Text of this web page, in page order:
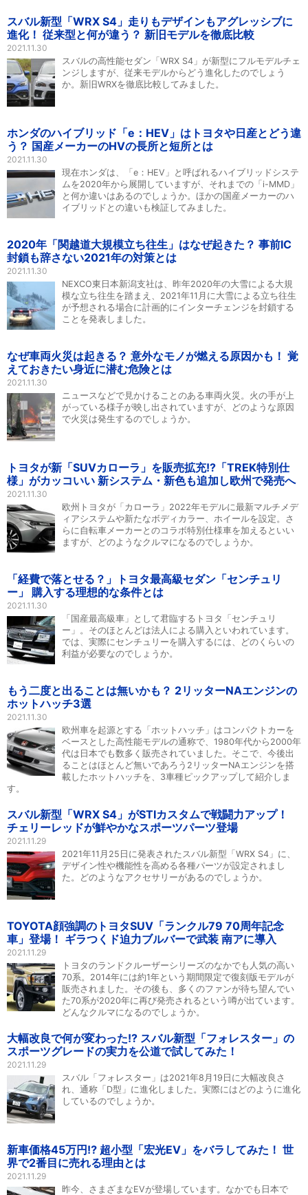
スバル新型「WRX S4」走りもデザインもアグレッシブに
進化！ 従来型と何が違う？ 新旧モデルを徹底比較
2021.11.30
スバルの高性能セダン「WRX S4」が新型にフルモデルチェ
ンジしますが、従来モデルからどう進化したのでしょう
か。新旧WRXを徹底比較してみました。
ホンダのハイブリッド「e：HEV」はトヨタや日産とどう違
う？ 国産メーカーのHVの長所と短所とは
2021.11.30
現在ホンダは、「e：HEV」と呼ばれるハイブリッドシステ
ムを2020年から展開していますが、それまでの「i-MMD」
と何か違いはあるのでしょうか。ほかの国産メーカーのハ
イブリッドとの違いも検証してみました。
2020年「関越道大規模立ち往生」はなぜ起きた？ 事前IC
封鎖も辞さない2021年の対策とは
2021.11.30
NEXCO東日本新潟支社は、昨年2020年の大雪による大規
模な立ち往生を踏まえ、2021年11月に大雪による立ち往生
が予想される場合に計画的にインターチェンジを封鎖する
ことを発表しました。
なぜ車両火災は起きる？ 意外なモノが燃える原因かも！ 覚
えておきたい身近に潜む危険とは
2021.11.30
ニュースなどで見かけることのある車両火災。火の手が上
がっている様子が映し出されていますが、どのような原因
で火災は発生するのでしょうか。
トヨタが新「SUVカローラ」を販売拡充!?「TREK特別仕
様」がカッコいい 新システム・新色も追加し欧州で発売へ
2021.11.30
欧州トヨタが「カローラ」2022年モデルに最新マルチメデ
ィアシステムや新たなボディカラー、ホイールを設定。さ
らに自転車メーカーとのコラボ特別仕様車を加えるといい
ますが、どのようなクルマになるのでしょうか。
「経費で落とせる？」トヨタ最高級セダン「センチュリ
ー」 購入する理想的な条件とは
2021.11.30
「国産最高級車」として君臨するトヨタ「センチュリ
ー」。そのほとんどは法人による購入といわれています。
では、実際にセンチュリーを購入するには、どのくらいの
利益が必要なのでしょうか。
もう二度と出ることは無いかも？ 2リッターNAエンジンの
ホットハッチ3選
2021.11.30
欧州車を起源とする「ホットハッチ」はコンパクトカーを
ベースとした高性能モデルの通称で、1980年代から2000年
代は日本でも数多く販売されていました。そこで、今後出
ることはほとんど無いであろう2リッターNAエンジンを搭
載したホットハッチを、3車種ピックアップして紹介しま
す。
スバル新型「WRX S4」がSTIカスタムで戦闘力アップ！
チェリーレッドが鮮やかなスポーツパーツ登場
2021.11.29
2021年11月25日に発表されたスバル新型「WRX S4」に、
デザイン性や機能性を高める各種パーツが設定されまし
た。どのようなアクセサリーがあるのでしょうか。
TOYOTA顔強調のトヨタSUV「ランクル79 70周年記念
車」登場！ ギラつくド迫力ブルバーで武装 南アに導入
2021.11.29
トヨタのランドクルーザーシリーズのなかでも人気の高い
70系。2014年には約1年という期間限定で復刻版モデルが
販売されました。その後も、多くのファンが待ち望んでい
た70系が2020年に再び発売されるという噂が出ています。
どんなクルマになるのでしょうか。
大幅改良で何が変わった!? スバル新型「フォレスター」の
スポーツグレードの実力を公道で試してみた！
2021.11.29
スバル「フォレスター」は2021年8月19日に大幅改良さ
れ、通称「D型」に進化しました。実際にはどのように進化
しているのでしょうか。
新車価格45万円⁉︎ 超小型「宏光EV」をバラしてみた！ 世
界で2番目に売れる理由とは
2021.11.29
昨今、さまざまなEVが登場しています。なかでも日本で